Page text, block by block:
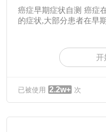
癌症早期症状自测 癌症
的症状,大部分患者在早
开
已被使用 2.2w+ 次